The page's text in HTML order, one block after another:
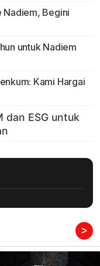
Nadiem, Begini
untuk Nadiem
Kami Hargai
>